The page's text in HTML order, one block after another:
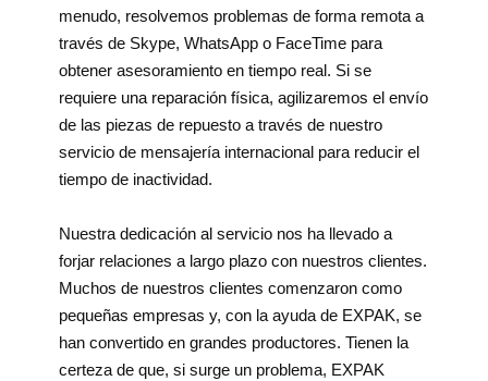
menudo, resolvemos problemas de forma remota a
través de Skype, WhatsApp o FaceTime para
obtener asesoramiento en tiempo real. Si se
requiere una reparación física, agilizaremos el envío
de las piezas de repuesto a través de nuestro
servicio de mensajería internacional para reducir el
tiempo de inactividad.
Nuestra dedicación al servicio nos ha llevado a
forjar relaciones a largo plazo con nuestros clientes.
Muchos de nuestros clientes comenzaron como
pequeñas empresas y, con la ayuda de EXPAK, se
han convertido en grandes productores. Tienen la
certeza de que, si surge un problema, EXPAK